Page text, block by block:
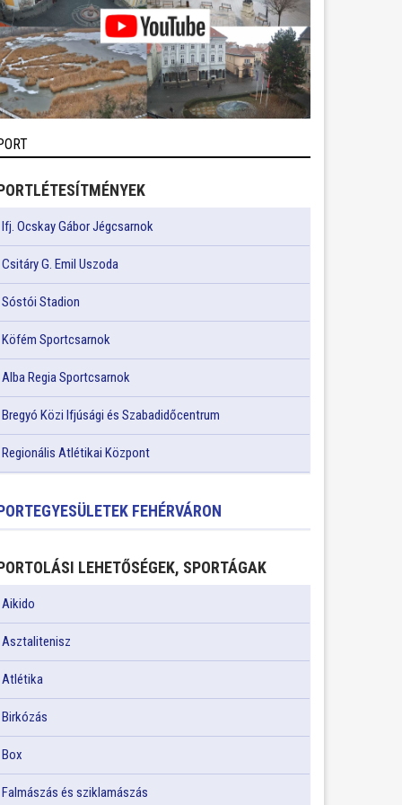
Ifj. Ocskay Gábor Jégcsarnok
Csitáry G. Emil Uszoda
Sóstói Stadion
Köfém Sportcsarnok
Alba Regia Sportcsarnok
Bregyó Közi Ifjúsági és Szabadidőcentrum
Regionális Atlétikai Központ
FEHÉRVÁRON
LEHETŐSÉGEK, SPORTÁGAK
Aikido
Asztalitenisz
Atlétika
Birkózás
Box
Falmászás és sziklamászás